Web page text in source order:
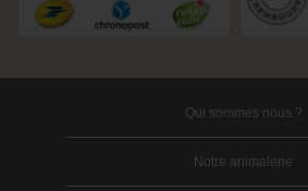
Qui sommes nous ?
Notre animalerie